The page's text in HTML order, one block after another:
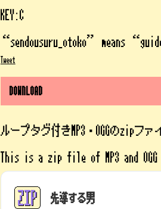
KEY:C
“sendousuru_otoko” means
Tweet
DOWNLOAD
ループタグ付きMP3・OGGのzipファ
This is a zip file of MP3 and
先導する男